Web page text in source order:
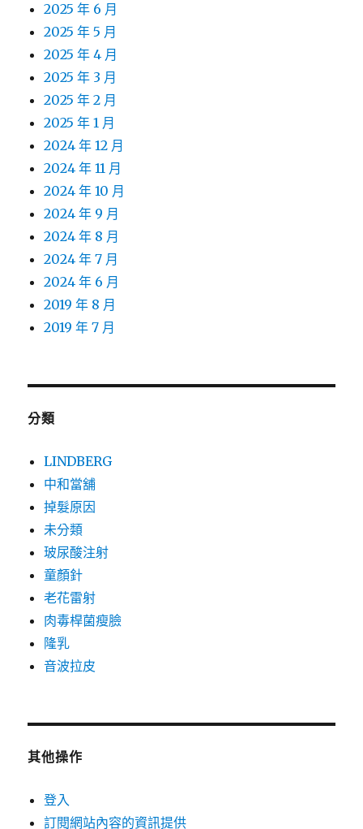
2025 年 6 月
2025 年 5 月
2025 年 4 月
2025 年 3 月
2025 年 2 月
2025 年 1 月
2024 年 12 月
2024 年 11 月
2024 年 10 月
2024 年 9 月
2024 年 8 月
2024 年 7 月
2024 年 6 月
2019 年 8 月
2019 年 7 月
分類
LINDBERG
中和當舖
掉髮原因
未分類
玻尿酸注射
童顏針
老花雷射
肉毒桿菌瘦臉
隆乳
音波拉皮
其他操作
登入
訂閱網站內容的資訊提供